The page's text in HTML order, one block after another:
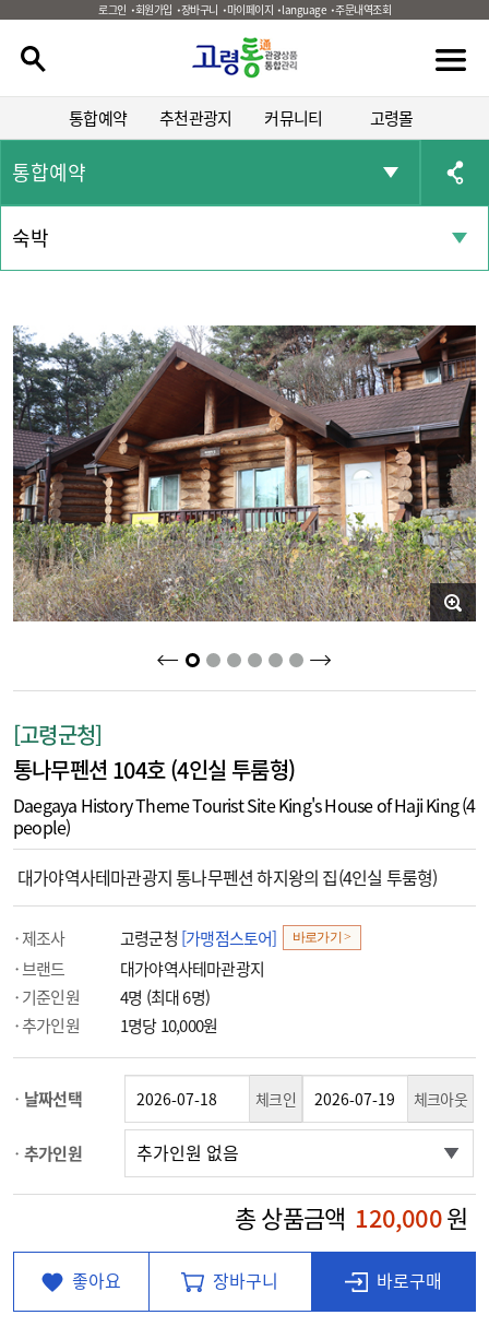
로그인 회원가입 장바구니 마이페이지 language 주문내역조회
통합예약 추천관광지 커뮤니티 고령몰
통합예약
숙박
2 3 4 5 6
[고령군청]
통나무펜션 104호 (4인실 투룸형)
Daegaya History Theme Tourist Site King's House of Haji King (4
people)
대가야역사테마관광지 통나무펜션 하지왕의 집(4인실 투룸형)
제조사 고령군청 [가맹점스토어] 바로가기 >
브랜드
대가야역사테마관광지
기준인원
4명 (최대 6명)
추가인원
1명당 10,000원
날짜선택 체크인 체크아웃
추가인원
총 상품금액 120,000원
좋아요 장바구니 바로구매